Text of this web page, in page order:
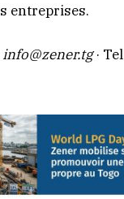
entreprises.
info@zener.tg·